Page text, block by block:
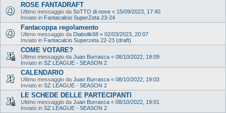
ROSE FANTADRAFT
Ultimo messaggio da SoTTO di nove « 15/09/2023, 17:40
Inviato in Fantacalcio SuperZeta 23-24
Fantacoppa regolamento
Ultimo messaggio da Diabolik68 « 02/03/2023, 20:07
Inviato in Fantacalcio Superzeta 22-23 (draft)
COME VOTARE?
Ultimo messaggio da Juan Burrasca « 08/10/2022, 19:09
Inviato in SZ LEAGUE - SEASON 2
CALENDARIO
Ultimo messaggio da Juan Burrasca « 08/10/2022, 19:03
Inviato in SZ LEAGUE - SEASON 2
LE SCHEDE DELLE PARTECIPANTI
Ultimo messaggio da Juan Burrasca « 08/10/2022, 19:01
Inviato in SZ LEAGUE - SEASON 2